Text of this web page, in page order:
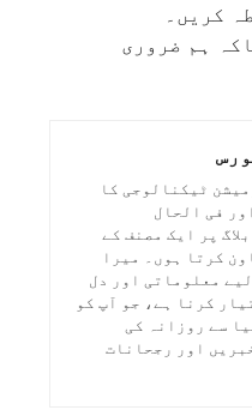
کریں۔
ہم ضروری
ٹیکنالوجی کا
فی الحال
Appsntech بلاگ پر ایک مصنف کے
کرتا ہوں۔ میرا
معلوماتی اور دل
کرنا ہے، جو آپ کو
سے روزانہ کی
اور رجحانات